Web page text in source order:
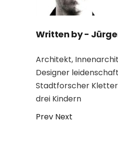
Written by -
Architekt,
Designer
Stadtforscher
drei Kindern
Prev Next